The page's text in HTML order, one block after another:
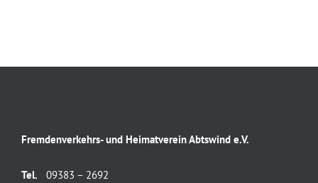
Fremdenverkehrs- und Heimatverein Abtswind e.V.
Tel. 09383 – 2692